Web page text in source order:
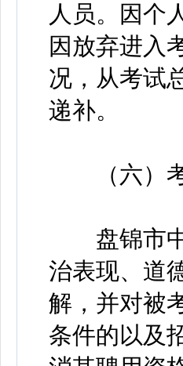
人员。因个
因放弃进入
况，从考试
递补。
（六）
盘锦市中
治表现、道
解，并对被
条件的以及